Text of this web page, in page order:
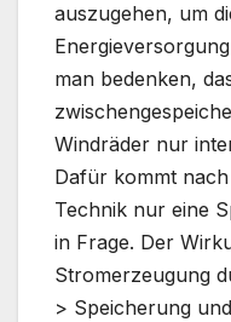
auszugehen, um
man bedenken,
Windräder nur
Dafür kommt
Technik nur eine
in Frage. Der
Stromerzeugung
> Speicherung